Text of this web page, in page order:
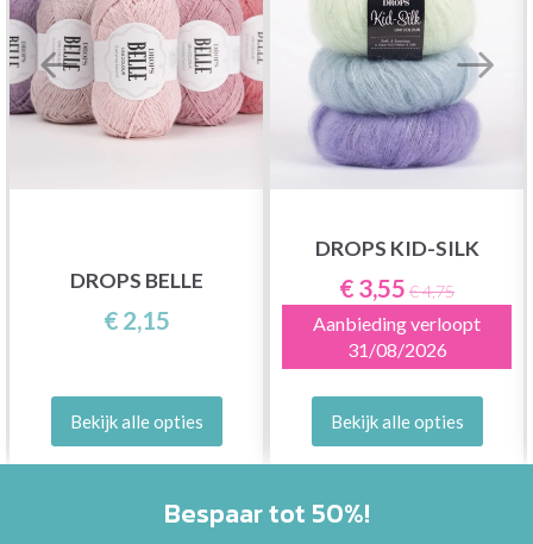
DROPS BELLE
€ 2,15
Bekijk alle opties
DROPS KID-SILK
€ 3,55 € 4,75
Aanbieding verloopt
31/08/2026
Bekijk alle opties
Bespaar tot 50%!